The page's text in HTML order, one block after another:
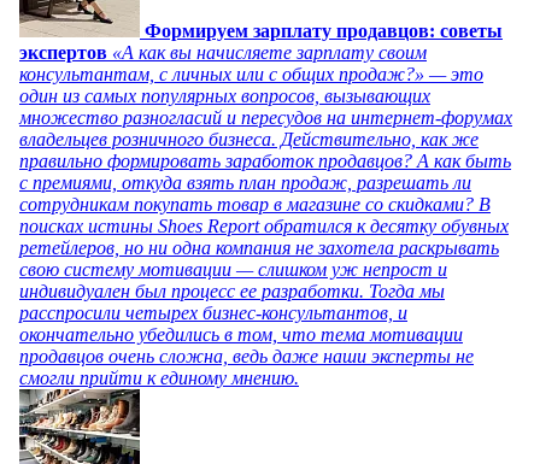
Формируем зарплату продавцов: советы
экспертов «А как вы начисляете зарплату своим
консультантам, с личных или с общих продаж?» — это
один из самых популярных вопросов, вызывающих
множество разногласий и пересудов на интернет-форумах
владельцев розничного бизнеса. Действительно, как же
правильно формировать заработок продавцов? А как быть
с премиями, откуда взять план продаж, разрешать ли
сотрудникам покупать товар в магазине со скидками? В
поисках истины Shoes Report обратился к десятку обувных
ретейлеров, но ни одна компания не захотела раскрывать
свою систему мотивации — слишком уж непрост и
индивидуален был процесс ее разработки. Тогда мы
расспросили четырех бизнес-консультантов, и
окончательно убедились в том, что тема мотивации
продавцов очень сложна, ведь даже наши эксперты не
смогли прийти к единому мнению.